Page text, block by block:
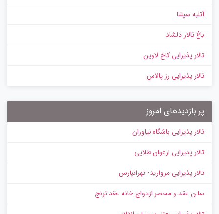
آتلیه سپنتا
باغ تالار دلشاد
تالار پذیرایی کاخ لاوین
تالار پذیرایی رز پالاس
پر بازدیدهای امروز
تالار پذیرایی باشگاه نیاوران
تالار پذیرایی ارغوان طلایی
تالار پذیرایی مروارید- تهرانپارس
سالن عقد و محضر ازدواج خانه عقد ترنج